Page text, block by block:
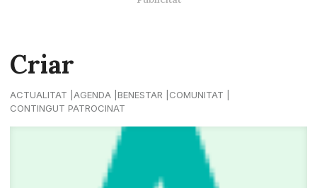
Criar
ACTUALITAT AGENDA BENESTAR
COMUNITAT
CONTINGUT PATROCINAT